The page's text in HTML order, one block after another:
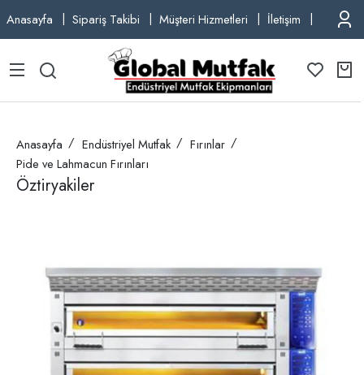
Anasayfa Sipariş Takibi Müşteri Hizmetleri İletişim TEL:
Anasayfa Endüstriyel Mutfak
Fırınlar
Pide ve Lahmacun Fırınları
Öztiryakiler